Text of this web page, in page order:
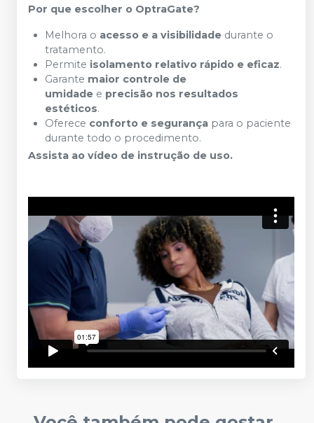
Por que escolher o OptraGate?
Melhora o acesso e a visibilidade durante o
tratamento.
Permite isolamento relativo rápido e eficaz.
Garante maior controle de
umidade e precisão nos resultados
estéticos.
Oferece conforto e segurança para o paciente
durante todo o procedimento.
Assista ao vídeo de instrução de uso.